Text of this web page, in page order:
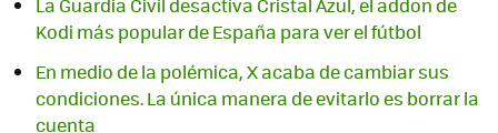
Kodi más popular de España para ver el fútbol
En medio de la polémica, X acaba de cambiar sus
condiciones. La única manera de evitarlo es borrar la
cuenta